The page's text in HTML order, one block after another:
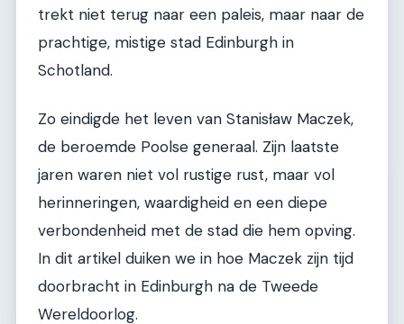
trekt niet terug naar een paleis, maar naar de
prachtige, mistige stad Edinburgh in
Schotland.
Zo eindigde het leven van Stanisław Maczek,
de beroemde Poolse generaal. Zijn laatste
jaren waren niet vol rustige rust, maar vol
herinneringen, waardigheid en een diepe
verbondenheid met de stad die hem opving.
In dit artikel duiken we in hoe Maczek zijn tijd
doorbracht in Edinburgh na de Tweede
Wereldoorlog.